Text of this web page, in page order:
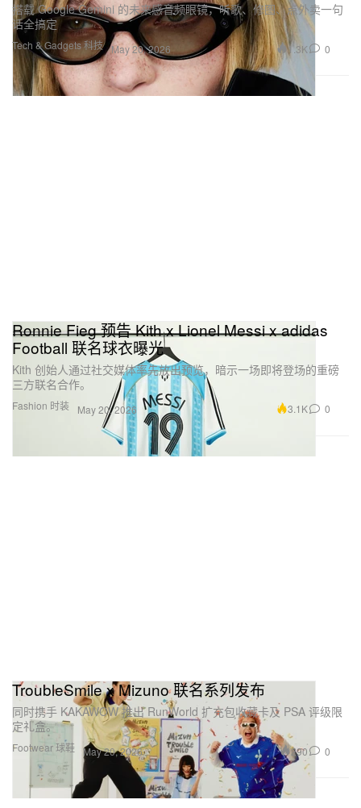
Tech & Gadgets 科技
搭载 Google Gemini 的未来感音频眼镜，听歌、修图、点外卖一句
话全搞定
May 20, 2026 1.3K 0
Fashion 时装
Ronnie Fieg 预告 Kith x Lionel Messi x adidas
Football 联名球衣曝光
Kith 创始人通过社交媒体率先放出预览，暗示一场即将登场的重磅
三方联名合作。
May 20, 2026 3.1K 0
Footwear 球鞋
TroubleSmile x Mizuno 联名系列发布
同时携手 KAKAWOW 推出 RunWorld 扩充包收藏卡及 PSA 评级限
定礼盒。
May 20, 2026 290 0